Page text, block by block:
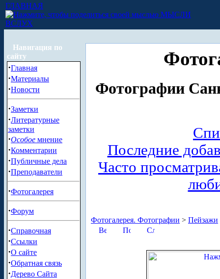
ГЛАВНАЯ
МЫСЛИ
ВСЛУХ
Навигация по
сайту
·Главная
·Материалы
·Новости
·Заметки
·Литературные
заметки
·Особое мнение
·Комментарии
·Публичные дела
·Преподаватели
·Фотогалерея
·Форум
·Справочная
·Ссылки
·О сайте
·Обратная связь
·Дерево Сайта
Фотографии
Последние
Часто
Фотогалерея. Фотографии > Пейзажи